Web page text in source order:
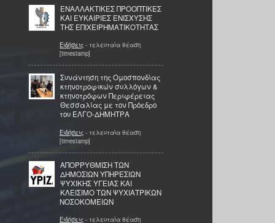
ΕΝΑΛΛΑΚΤΙΚΕΣ ΠΡΟΟΠΤΙΚΕΣ
ΚΑΙ ΕΥΚΑΙΡΙΕΣ ΕΝΙΣΧΥΣΗΣ
ΤΗΣ ΕΠΙΧΕΙΡΗΜΑΤΙΚΟΤΗΤΑΣ
Ειδήσεις - τελευταία θέαση
[timestamp]
Συνάντηση της Ομοσπονδίας
κτηνοτροφικών συλλόγων &
κτηνοτρόφων Περιφέρειας
Θεσσαλίας με τον Πρόεδρο
του ΕΛΓΟ-ΔΗΜΗΤΡΑ
Ειδήσεις - τελευταία θέαση
[timestamp]
ΑΠΟΡΡΥΘΜΙΣΗ ΤΩΝ
ΔΗΜΟΣΙΩΝ ΥΠΗΡΕΣΙΩΝ
ΨΥΧΙΚΗΣ ΥΓΕΙΑΣ ΚΑΙ
ΚΛΕΙΣΙΜΟ ΤΩΝ ΨΥΧΙΑΤΡΙΚΩΝ
ΝΟΣΟΚΟΜΕΙΩΝ
Ειδήσεις - τελευταία θέαση